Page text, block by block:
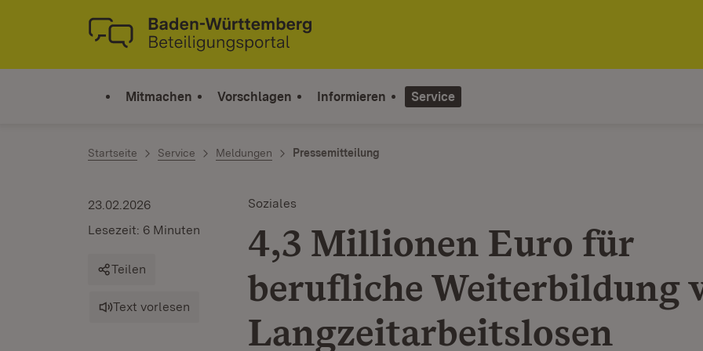
Zum Inhalt springen
Link zur Startseite
Mitmachen Vorschlagen Informieren Service
Startseite Service Meldungen Pressemitteilung
Soziales
4,3 Millionen Euro für
berufliche Weiterbildung
Langzeitarbeitslosen
23.02.2026
Lesezeit: 6 Minuten
Teilen
Text vorlesen